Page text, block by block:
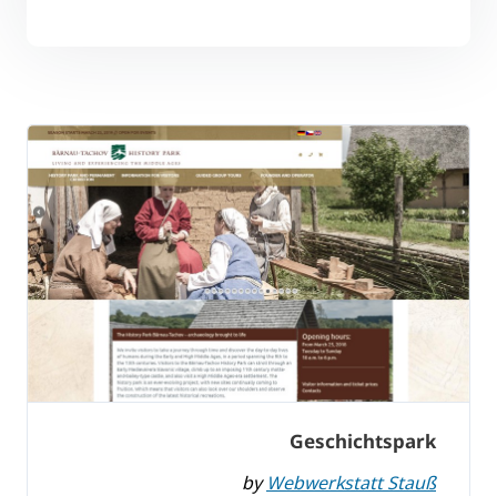
Geschichtspark
by Webwerkstatt Stauß